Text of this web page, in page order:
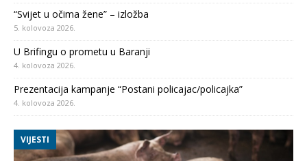
“Svijet u očima žene” – izložba
5. kolovoza 2026.
U Brifingu o prometu u Baranji
4. kolovoza 2026.
Prezentacija kampanje “Postani policajac/policajka”
4. kolovoza 2026.
VIJESTI